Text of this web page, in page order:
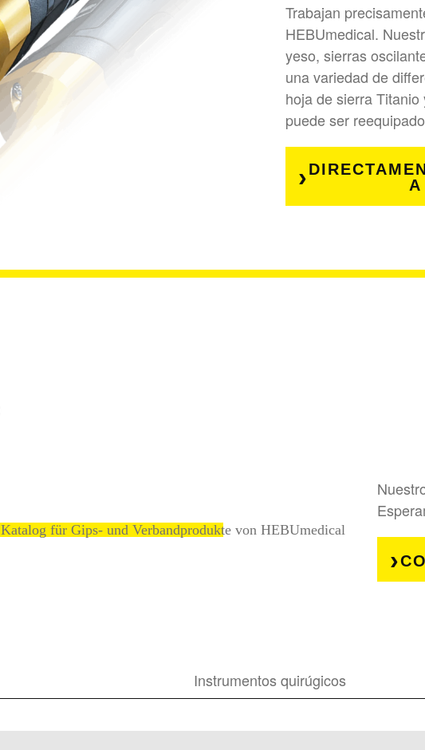
Trabajan
HEBUmedical.
yeso, sierras
una variedad de
hoja de sierra
puede ser
Instrumentos quirúgicos